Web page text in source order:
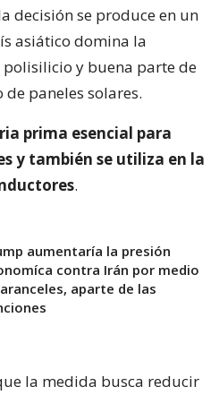
decisión se produce en un
asiático domina la
y buena parte de
paneles solares.
prima esencial para
y también se utiliza en la
.
aumentaría la presión
contra Irán por medio
aparte de las
la medida busca reducir